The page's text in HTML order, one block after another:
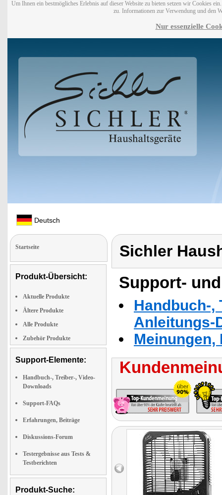
Um Ihnen ein bestmögliches Erlebnis auf dieser Website zu bieten setzen wir Cookies
zu. Informationen zur Verwendung und den
Nur essenzielle
Deutsch
Startseite
Produkt-Übersicht:
Aktuelle Produkte
Ältere Produkte
Alle Produkte
Zubehör Produkte
Support-Elemente:
Handbuch-, Treiber-, Video-
Downloads
Support-FAQs
Erfahrungen, Beiträge
Diskussions-Forum
Testergebnisse aus Tests &
Testberichten
Produkt-Suche:
Sichler
Support-
Handbuch-,
Anleitungs-